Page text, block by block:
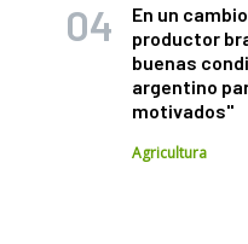
En un
productor
buenas
argentino
motivados"
Agricultura